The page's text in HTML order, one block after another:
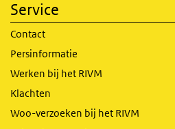
Service
Contact
Persinformatie
Werken bij het RIVM
Klachten
Woo-verzoeken bij het RIVM